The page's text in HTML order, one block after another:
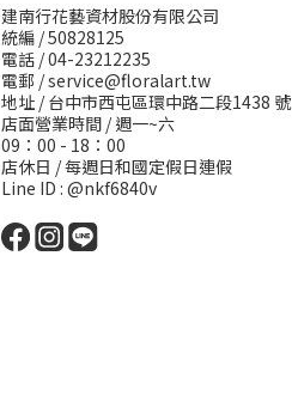
建南行花藝資材股份有限公司
統編 / 50828125
電話 / 04-23212235
電郵 /service@floralart.tw
地址 / 台中市西屯區環中路二段1438 號
店面營業時間 / 週一~六
09：00 - 18：00
店休日 / 每週日和國定假日連假
Line ID : @nkf6840v